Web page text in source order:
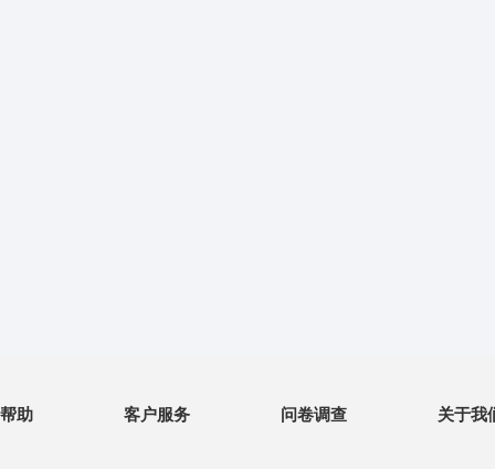
帮助 客户服务 问卷调查 关于我